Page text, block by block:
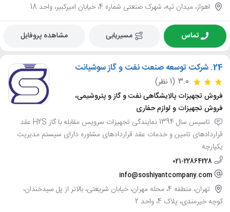
اهواز، میدان تپه، شهرک صنعتی شماره 4، خیابان امیرکبیر، واحد 18
تماس مسیریابی مشاهده پروفایل
24. شرکت توسعه صنعت نفت و گاز سوشیانت
3.0 (1 نظر)
فروش تجهیزات پالایشگاهی نفت و گاز و پتروشیمی،
فروش تجهیزات و لوازم حفاری
تاسیس سال 1394 نمایندگی تجهیزات سرویس مقابله با گاز H2S عقد
قراردادهای تامین و خدمات عقد قراردادهای مشاوره دارای سیستم مدیریت
یکپارچه
021-22864228
info@soshiyantcompany.com
تهران، منطقه 4، محله مهران، خیابان شریعتی، بالاتر از پل سیدخندان،
کوچه خیرمندی، پلاک 4، واحد 2